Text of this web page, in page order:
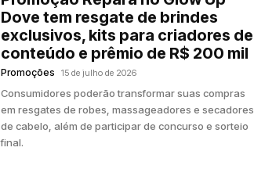
Dove tem resgate de brindes
exclusivos, kits para criadores de
conteúdo e prêmio de R$ 200 mil
Promoções 15 de julho de 2026
Consumidores poderão transformar suas compras
em resgates de robes, massageadores e secadores
de cabelo, além de participar de concurso e sorteio
final.